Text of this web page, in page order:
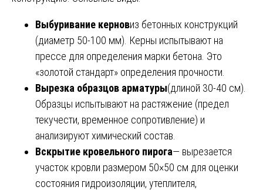
Выбуривание керновиз бетонных конструкций
(диаметр 50-100 мм). Керны испытывают на
прессе для определения марки бетона. Это
«золотой стандарт» определения прочности.
Вырезка образцов арматуры(длиной 30-40 см).
Образцы испытывают на растяжение (предел
текучести, временное сопротивление) и
анализируют химический состав.
Вскрытие кровельного пирога— вырезается
участок кровли размером 50×50 см для оценки
состояния гидроизоляции, утеплителя,